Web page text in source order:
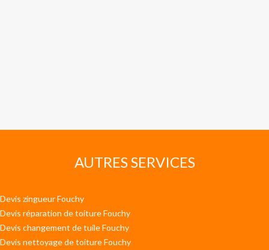
AUTRES SERVICES
Devis zingueur Fouchy
Devis réparation de toiture Fouchy
Devis changement de tuile Fouchy
Devis nettoyage de toiture Fouchy